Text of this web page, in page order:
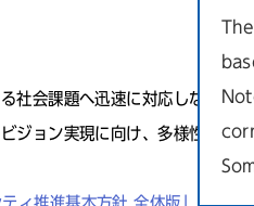
社会課題へ迅速に対応しながら
ジョン実現に向け、多様性に溢